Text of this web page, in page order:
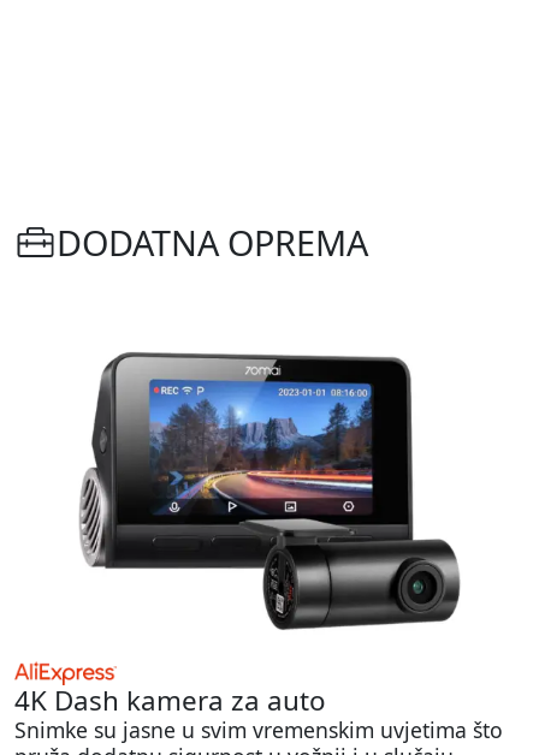
DODATNA OPREMA
4K Dash kamera za auto
Snimke su jasne u svim vremenskim uvjetima što